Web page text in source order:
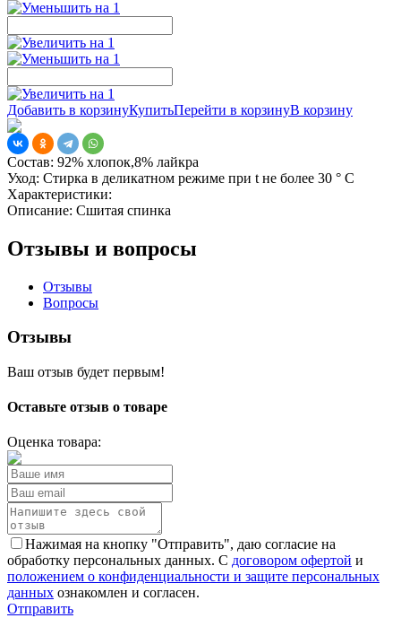
Добавить в корзинуКупитьПерейти в корзинуВ корзину
Состав: 92% хлопок,8% лайкра
Уход: Стирка в деликатном режиме при t не более 30 ° С
Характеристики:
Описание: Сшитая спинка
Отзывы и вопросы
Отзывы
Вопросы
Отзывы
Ваш отзыв будет первым!
Оставьте отзыв о товаре
Оценка товара:
Нажимая на кнопку "Отправить", даю согласие на
обработку персональных данных. С договором офертой и
положением о конфиденциальности и защите персональных
данных ознакомлен и согласен.
Отправить